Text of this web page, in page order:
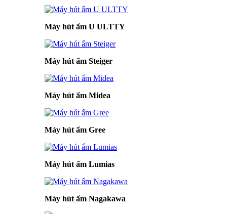
Máy hút ẩm U ULTTY
Máy hút ẩm Steiger
Máy hút ẩm Midea
Máy hút ẩm Gree
Máy hút ẩm Lumias
Máy hút ẩm Nagakawa